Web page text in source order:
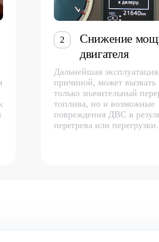
2
Снижение
двигателя
Дальнейшая
причиной, может вызвать
только значительный
топлива, но и возможные
повреждения ДВС в
перегрева или перегрузки.